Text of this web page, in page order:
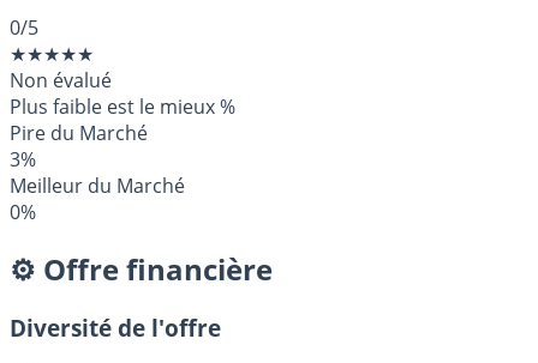
0/5
★★★★★
Non évalué
Plus faible est le mieux%
Pire du Marché
3%
Meilleur du Marché
0%
⚙️ Offre financière
Diversité de l'offre